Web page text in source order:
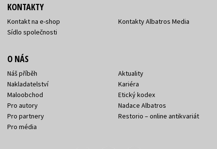
KONTAKTY
Kontakt na e-shop
Sídlo společnosti
Kontakty Albatros Media
O NÁS
Náš příběh
Nakladatelství
Maloobchod
Pro autory
Pro partnery
Pro média
Aktuality
Kariéra
Etický kodex
Nadace Albatros
Restorio – online antikvariát